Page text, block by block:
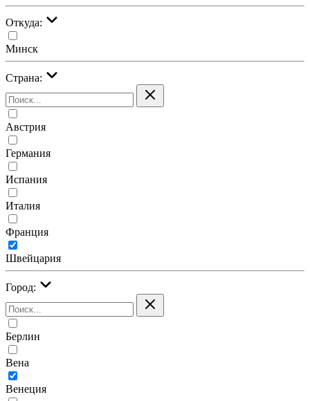
Откуда:
Минск
Страна:
Австрия
Германия
Испания
Италия
Франция
Швейцария
Город:
Берлин
Вена
Венеция